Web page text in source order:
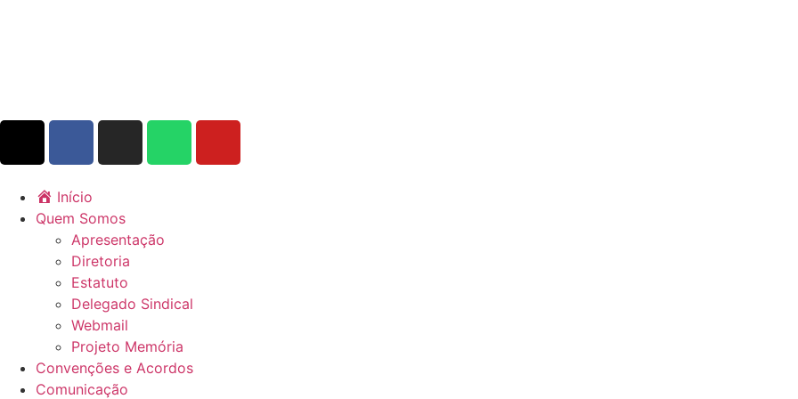
Início
Quem Somos
Apresentação
Diretoria
Estatuto
Delegado Sindical
Webmail
Projeto Memória
Convenções e Acordos
Comunicação